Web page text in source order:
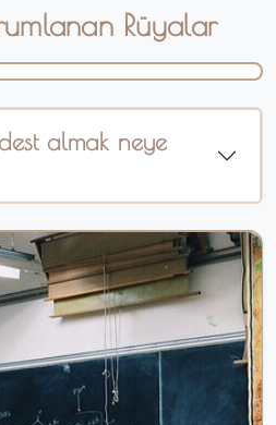
Rüyalar
almak neye